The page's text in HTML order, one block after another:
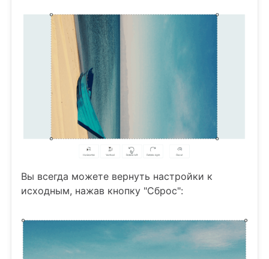
Вы всегда можете вернуть настройки к
исходным, нажав кнопку "Сброс":